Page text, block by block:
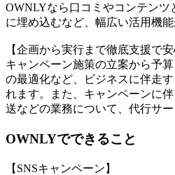
OWNLYなら口コミやコンテンツ
に埋め込むなど、幅広い活用機能
【企画から実行まで徹底支援で安
キャンペーン施策の立案から予
の最適化など、ビジネスに伴走
れます。また、キャンペーンに
送などの業務について、代行サ
OWNLYでできること
【SNSキャンペーン】